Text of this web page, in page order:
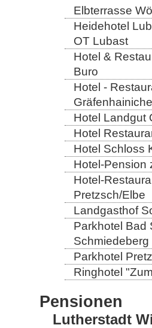
Elbterrasse
Heidehotel
OT Lubast
Hotel &
Buro
Hotel -
Hotel Landgut
Hotel
Hotel Schloss
Hotel-Pension
Hotel-
Pretzsch/Elbe
Landgasthof
Parkhotel Bad
Schmiedeberg
Parkhotel
Ringhotel
Pensionen
Lutherstadt